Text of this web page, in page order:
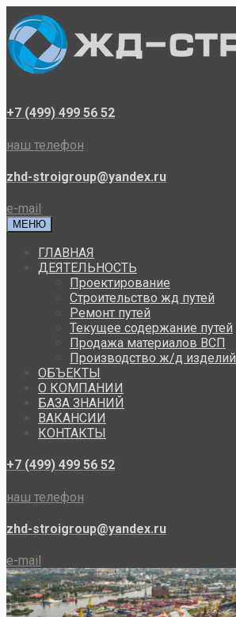
+7 (499) 499 56 52
наш телефон
zhd-stroigroup@yandex.ru
e-mail
МЕНЮ
ГЛАВНАЯ
ДЕЯТЕЛЬНОСТЬ
Проектирование
Строительство жд путей
Ремонт путей
Текущее содержание путей
Продажа материалов ВСП
Производство ж/д изделий
ОБЪЕКТЫ
О КОМПАНИИ
БАЗА ЗНАНИЙ
ВАКАНСИИ
КОНТАКТЫ
+7 (499) 499 56 52
наш телефон
zhd-stroigroup@yandex.ru
e-mail